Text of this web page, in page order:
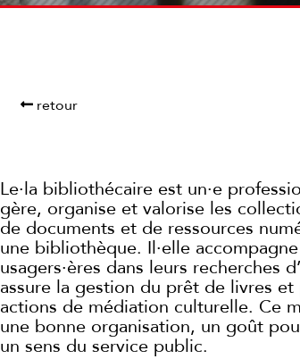
retour
Le·la bibliothécaire est un·e
gère, organise et valorise les
de documents et de ressources
une bibliothèque. Il·elle
usagers·ères dans leurs recherches
assure la gestion du prêt de livres
actions de médiation culturelle. Ce
une bonne organisation, un goût
un sens du service public.